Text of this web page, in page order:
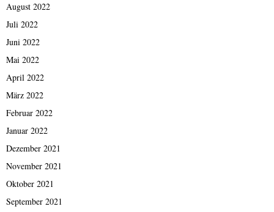
August 2022
Juli 2022
Juni 2022
Mai 2022
April 2022
März 2022
Februar 2022
Januar 2022
Dezember 2021
November 2021
Oktober 2021
September 2021